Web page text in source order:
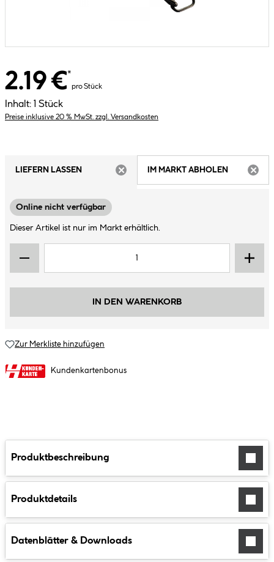
2.19 €*
pro Stück
Inhalt: 1 Stück
Preise inklusive 20 % MwSt. zzgl. Versandkosten
LIEFERN LASSEN
IM MARKT ABHOLEN
Online nicht verfügbar
Dieser Artikel ist nur im Markt erhältlich.
IN DEN WARENKORB
Zur Merkliste hinzufügen
Kundenkartenbonus
Produktbeschreibung
Produktdetails
Datenblätter & Downloads